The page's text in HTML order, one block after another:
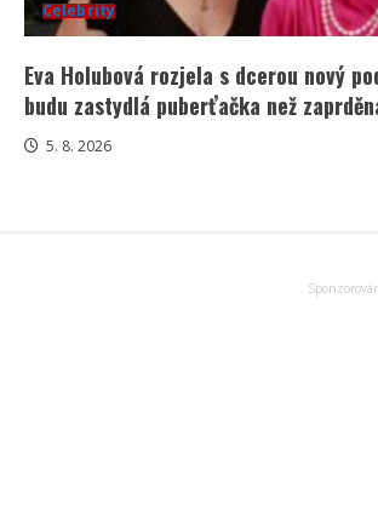
Celebrity
Eva Holubová rozjela s dcerou nový
budu zastydlá puberťačka než
5. 8. 2026